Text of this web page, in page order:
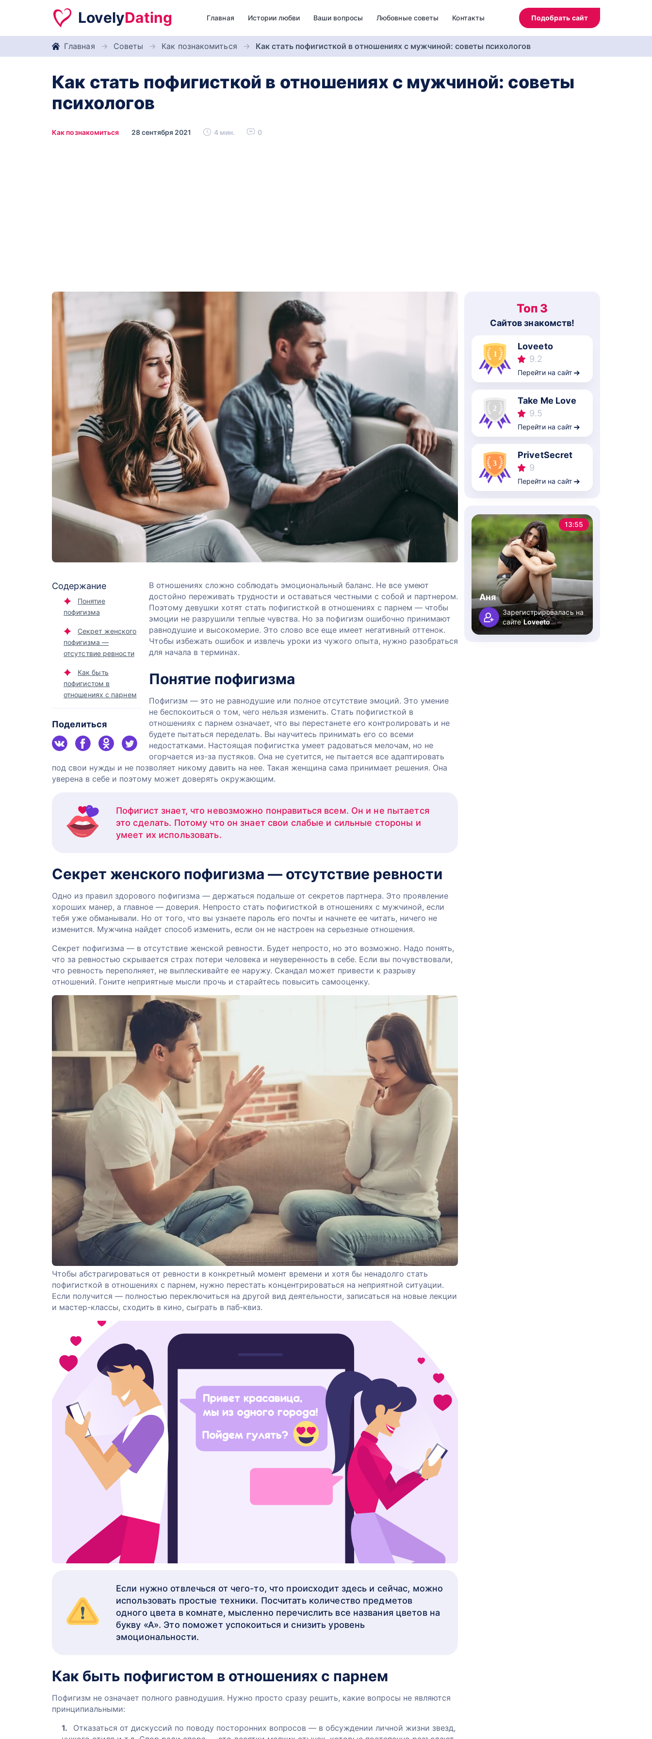
LovelyDating Главная Истории любви Ваши вопросы Любовные советы Контакты Подобрать сайт
Главная Советы Как познакомиться Как стать пофигисткой в отношениях с мужчиной: советы психологов
Как стать пофигисткой в отношениях с мужчиной: советы
психологов
Как познакомиться 28 сентября 2021 4 мин. 0
Содержание
Понятие
пофигизма
Секрет женского
пофигизма —
отсутствие ревности
Как быть
пофигистом в
отношениях с парнем
Поделиться
В отношениях сложно соблюдать эмоциональный баланс. Не все умеют
достойно переживать трудности и оставаться честными с собой и партнером.
Поэтому девушки хотят стать пофигисткой в отношениях с парнем — чтобы
эмоции не разрушили теплые чувства. Но за пофигизм ошибочно принимают
равнодушие и высокомерие. Это слово все еще имеет негативный оттенок.
Чтобы избежать ошибок и извлечь уроки из чужого опыта, нужно разобраться
для начала в терминах.
Понятие пофигизма
Пофигизм — это не равнодушие или полное отсутствие эмоций. Это умение
не беспокоиться о том, чего нельзя изменить. Стать пофигисткой в
отношениях с парнем означает, что вы перестанете его контролировать и не
будете пытаться переделать. Вы научитесь принимать его со всеми
недостатками. Настоящая пофигистка умеет радоваться мелочам, но не
огорчается из-за пустяков. Она не суетится, не пытается все адаптировать
под свои нужды и не позволяет никому давить на нее. Такая женщина сама принимает решения. Она
уверена в себе и поэтому может доверять окружающим.
Пофигист знает, что невозможно понравиться всем. Он и не пытается
это сделать. Потому что он знает свои слабые и сильные стороны и
умеет их использовать.
Секрет женского пофигизма — отсутствие ревности
Одно из правил здорового пофигизма — держаться подальше от секретов партнера. Это проявление
хороших манер, а главное — доверия. Непросто стать пофигисткой в отношениях с мужчиной, если
тебя уже обманывали. Но от того, что вы узнаете пароль его почты и начнете ее читать, ничего не
изменится. Мужчина найдет способ изменить, если он не настроен на серьезные отношения.
Секрет пофигизма — в отсутствие женской ревности. Будет непросто, но это возможно. Надо понять,
что за ревностью скрывается страх потери человека и неуверенность в себе. Если вы почувствовали,
что ревность переполняет, не выплескивайте ее наружу. Скандал может привести к разрыву
отношений. Гоните неприятные мысли прочь и старайтесь повысить самооценку.
Чтобы абстрагироваться от ревности в конкретный момент времени и хотя бы ненадолго стать
пофигисткой в отношениях с парнем, нужно перестать концентрироваться на неприятной ситуации.
Если получится — полностью переключиться на другой вид деятельности, записаться на новые лекции
и мастер-классы, сходить в кино, сыграть в паб-квиз.
Если нужно отвлечься от чего-то, что происходит здесь и сейчас, можно
использовать простые техники. Посчитать количество предметов
одного цвета в комнате, мысленно перечислить все названия цветов на
букву «А». Это поможет успокоиться и снизить уровень
эмоциональности.
Как быть пофигистом в отношениях с парнем
Пофигизм не означает полного равнодушия. Нужно просто сразу решить, какие вопросы не являются
принципиальными:
Отказаться от дискуссий по поводу посторонних вопросов — в обсуждении личной жизни звезд,
Топ 3
Cайтов знакомств!
Loveeto
9.2
Перейти на сайт
Take Me Love
9.5
Перейти на сайт
PrivetSecret
9
Перейти на сайт
13:55
Аня
Зарегистрировалась на
сайтеLoveeto